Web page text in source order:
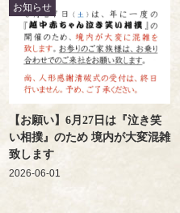
【お願い】6月27日は『泣き笑
い相撲』のため 境内が大変混雑
致します
2026-06-01
お知らせ